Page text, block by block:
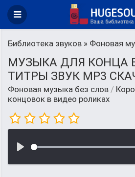
Библиотека звуков » Фоновая
МУЗЫКА ДЛЯ КОНЦА
ТИТРЫ ЗВУК MP3
Фоновая музыка без слов /
концовок в видео роликах